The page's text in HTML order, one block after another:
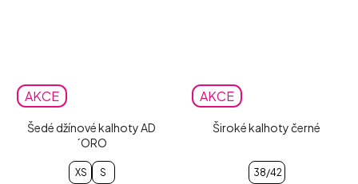
AKCE
Šedé džínové kalhoty AD
´ORO
XS S
AKCE
Široké kalhoty černé
38/42